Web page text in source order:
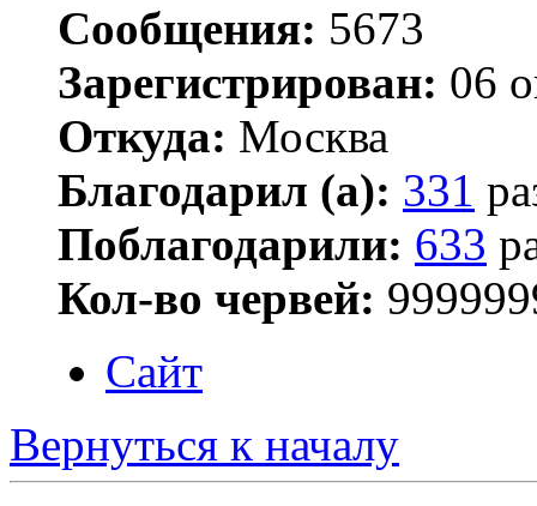
Сообщения: 5673
Зарегистрирован: 06
Откуда: Москва
Благодарил (а): 331
Поблагодарили: 633
Кол-во червей:
Сайт
Вернуться к началу